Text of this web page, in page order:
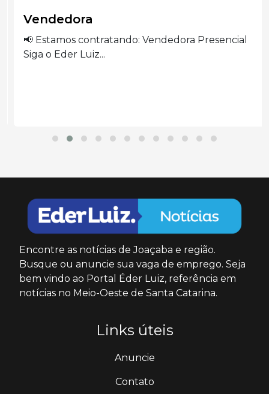
Vendedora
📢 Estamos contratando: Vendedora Presencial
Siga o Eder Luiz...
Encontre as notícias de Joaçaba e região.
Busque ou anuncie sua vaga de emprego. Seja
bem vindo ao Portal Éder Luiz, referência em
notícias no Meio-Oeste de Santa Catarina.
Links úteis
Anuncie
Contato